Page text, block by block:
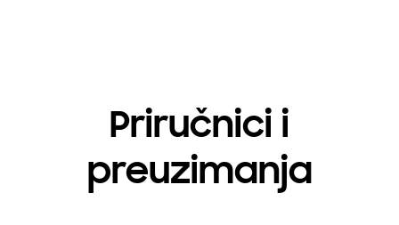
Priručnici i
preuzimanja